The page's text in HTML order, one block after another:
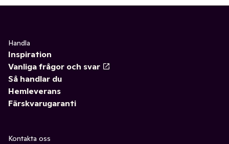
Handla
Inspiration
Vanliga frågor och svar
Så handlar du
Hemleverans
Färskvarugaranti
Kontakta oss